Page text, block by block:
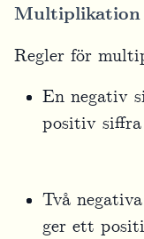
Multiplikation
Regler för
En negativ
positiv
Två
ger ett